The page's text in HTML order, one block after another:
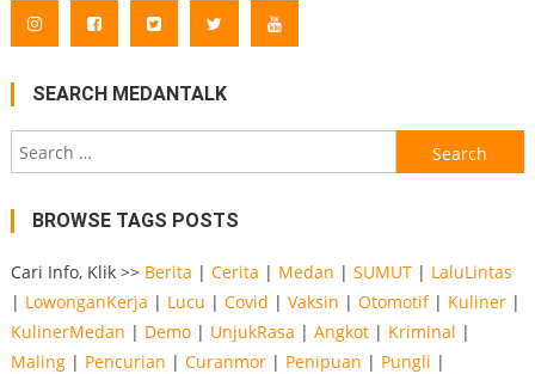
SEARCH MEDANTALK
Search
for:
BROWSE TAGS POSTS
Cari Info, Klik >> Berita | Cerita | Medan | SUMUT| LaluLintas
| LowonganKerja | Lucu | Covid | Vaksin | Otomotif| Kuliner|
KulinerMedan | Demo| UnjukRasa | Angkot| Kriminal |
Maling| Pencurian | Curanmor| Penipuan | Pungli |